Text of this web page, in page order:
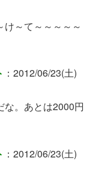
～て～～～～～
：2012/06/23(土)
な。あとは2000円
：2012/06/23(土)